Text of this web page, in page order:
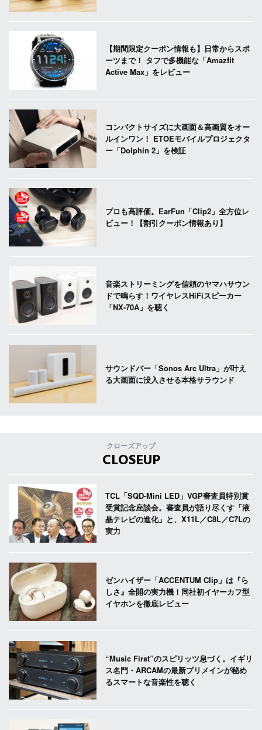
【期間限定クーポン情報も】日常からスポ
ーツまで！ タフで多機能な「Amazfit
Active Max」をレビュー
コンパクトサイズに大画面＆高画質をオー
ルインワン！ ETOEモバイルプロジェクタ
ー「Dolphin 2」を検証
プロも高評価。EarFun「Clip2」全方位レ
ビュー！【割引クーポン情報あり】
音楽ストリーミングを信頼のヤマハサウン
ドで鳴らす！ワイヤレスHiFiスピーカー
「NX-70A」を聴く
サウンドバー「Sonos Arc Ultra」が叶え
る大画面に没入させる本格サラウンド
クローズアップ
CLOSEUP
TCL「SQD-Mini LED」VGP審査員特別賞
受賞記念座談会。審査員が語り尽くす「液
晶テレビの進化」と、X11L／C8L／C7Lの
実力
ゼンハイザー「ACCENTUM Clip」は『ら
しさ』全開の実力機！同社初イヤーカフ型
イヤホンを徹底レビュー
“Music First”のスピリッツ息づく。イギリ
ス名門・ARCAMの最新プリメインが秘め
るスマートな音楽性を聴く